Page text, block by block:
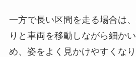
一方で長い区間を走る場合は
りと車両を移動しながら細か
め、姿をよく見かけやすくなり